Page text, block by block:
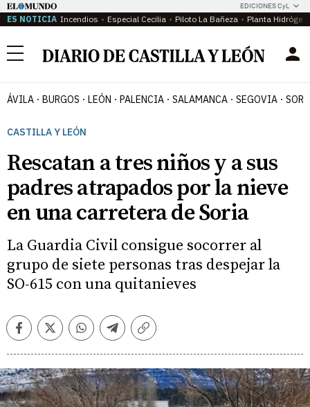
EDICIONES CyL
ES NOTICIA Incendios Especial Cecilia Piloto La Bañeza Planta
Menú
ÁVILA BURGOS LEÓN PALENCIA SALAMANCA SEGOVIA
CASTILLA Y LEÓN
Rescatan a tres niños y a sus
padres atrapados por la nieve
en una carretera de Soria
La Guardia Civil consigue socorrer al
grupo de siete personas tras despejar la
SO-615 con una quitanieves
FacebookTwitterWhatsappTelegramCopiar